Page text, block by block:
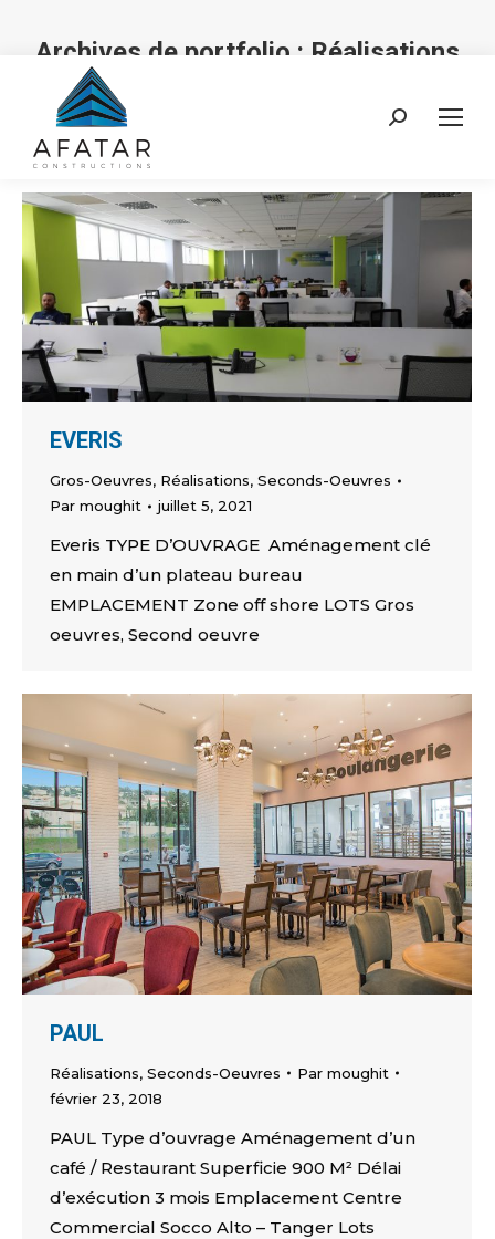
Recherche
Archives de portfolio : Réalisations
EVERIS
Gros-Oeuvres, Réalisations, Seconds-Oeuvres
Par moughit juillet 5, 2021
Everis TYPE D’OUVRAGE Aménagement clé
en main d’un plateau bureau
EMPLACEMENT Zone off shore LOTS Gros
oeuvres, Second oeuvre
PAUL
Réalisations, Seconds-Oeuvres Par moughit
février 23, 2018
PAUL Type d’ouvrage Aménagement d’un
café / Restaurant Superficie 900 M² Délai
d’exécution 3 mois Emplacement Centre
Commercial Socco Alto – Tanger Lots